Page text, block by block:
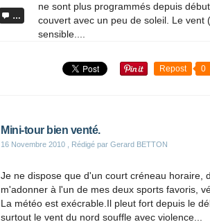
…
ne sont plus programmés depuis
couvert avec un peu de soleil. Le vent
sensible....
Repost 0
Mini-tour bien venté.
16 Novembre 2010 , Rédigé par Gerard BETTON
Je ne dispose que d'un court créneau horaire,
m'adonner à l'un de mes deux sports favoris,
La météo est exécrable.Il pleut fort depuis le
surtout le vent du nord souffle avec violence...